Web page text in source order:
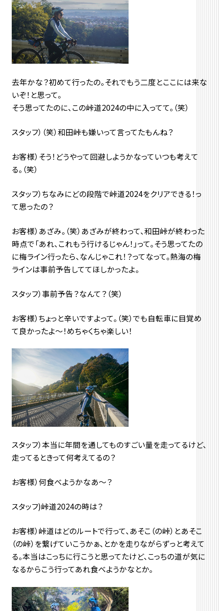
去年かな？初めて行ったの。それでもう二度とここには来な
いぞ！と思って。
そう思ってたのに、この峠道2024の中に入ってて。（笑）
スタッフ）（笑）和田峠も嫌いって言ってたもんね？
お客様）そう！どうやって回避しようかなっていつも考えて
る。（笑）
スタッフ）ちなみにどの段階で峠道2024をクリアできる！っ
て思ったの？
お客様）あざみ。（笑）あざみが終わって、和田峠が終わった
時点で「あれ、これもう行けるじゃん！」って。そう思ってたの
に梅ライン行ったら、なんじゃこれ！？ってなって。熱海の梅
ラインは事前予告しててほしかったよ。
スタッフ）事前予告？なんて？（笑）
お客様）ちょっと辛いですよって。（笑）でも自転車に目覚め
て良かったよ～！めちゃくちゃ楽しい！
スタッフ）本当に年間を通してものすごい量を走ってるけど、
走ってるときって何考えてるの？
お客様）何食べようかなあ～？
スタッフ)峠道2024の時は？
お客様）峠道はどのルートで行って、あそこ（の峠）とあそこ
（の峠）を繋げていこうかぁ、とかを走りながらずっと考えて
る。本当はこっちに行こうと思ってたけど、こっちの道が気に
なるからこう行ってあれ食べようかなとか。